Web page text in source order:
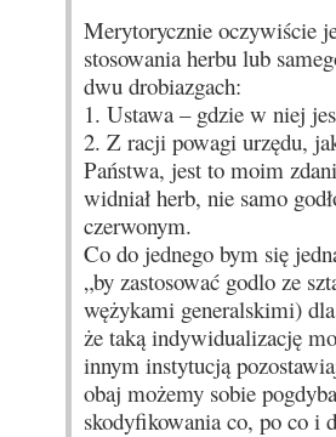
Merytorycznie oczywiście
stosowania herbu lub
dwu drobiazgach:
1. Ustawa – gdzie w niej
2. Z racji powagi urzędu,
Państwa, jest to moim
widniał herb, nie samo
czerwonym.
Co do jednego bym się
„by zastosować godlo ze
wężykami generalskimi)
że taką indywidualizację
innym instytucją
obaj możemy sobie
skodyfikowania co, po co i